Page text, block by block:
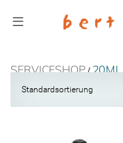
SERVICESHOP/20ML
20ML